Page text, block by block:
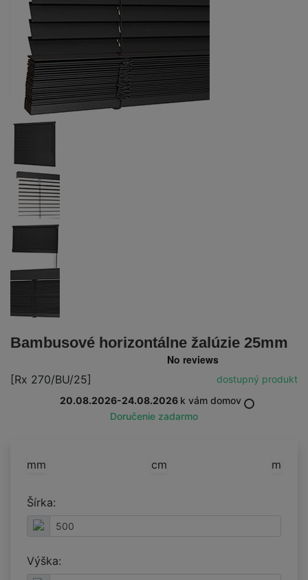
Bambusové horizontálne žalúzie 25mm
[Rx 270/BU/25]
dostupný produkt
20.08.2026-24.08.2026 k vám domov
Doručenie zadarmo
mm cm m
Šírka:
Výška: